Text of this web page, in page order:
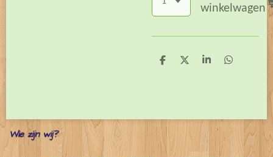
winkelwagen
D
D
S
D
Wie zijn wij?